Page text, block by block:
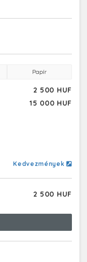
Papír
2 500 HUF
15 000 HUF
Kedvezmények
2 500 HUF